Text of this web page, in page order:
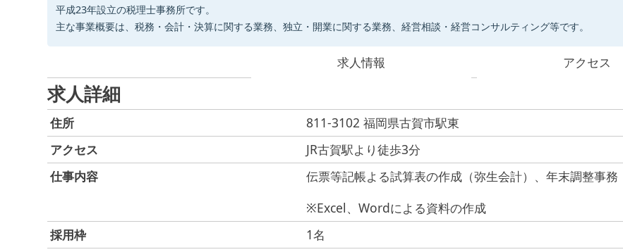
平成23年設立の税理士事務所です。
主な事業概要は、税務・会計・決算に関する業務、独立・開業に関する業務、経営相談・経営コンサルティング等です。
求人情報 アクセス
求人詳細
住所 811-3102 福岡県古賀市駅東
アクセス
JR古賀駅より徒歩3分
仕事内容
伝票等記帳よる試算表の作成（弥生会計）、年末調整事務
※Excel、Wordによる資料の作成
採用枠
1名